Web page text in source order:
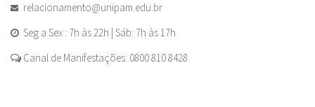
relacionamento@unipam.edu.br
Seg a Sex : 7h às 22h | Sáb: 7h às 17h
Canal de Manifestações: 0800 810 8428